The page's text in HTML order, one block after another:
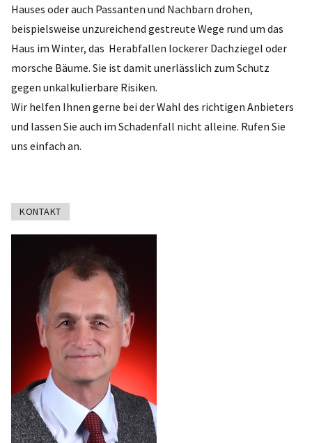
Hauses oder auch Passanten und Nachbarn drohen,
beispielsweise unzureichend gestreute Wege rund um das
Haus im Winter, das Herabfallen lockerer Dachziegel oder
morsche Bäume. Sie ist damit unerlässlich zum Schutz
gegen unkalkulierbare Risiken.
Wir helfen Ihnen gerne bei der Wahl des richtigen Anbieters
und lassen Sie auch im Schadenfall nicht alleine. Rufen Sie
uns einfach an.
KONTAKT